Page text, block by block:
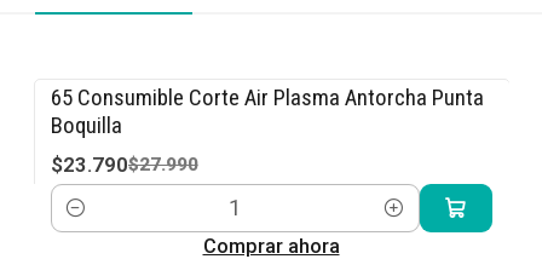
-15% OFF
65 Consumible Corte Air Plasma Antorcha Punta
Boquilla
$23.790$27.990
Cantidad
Comprar ahora